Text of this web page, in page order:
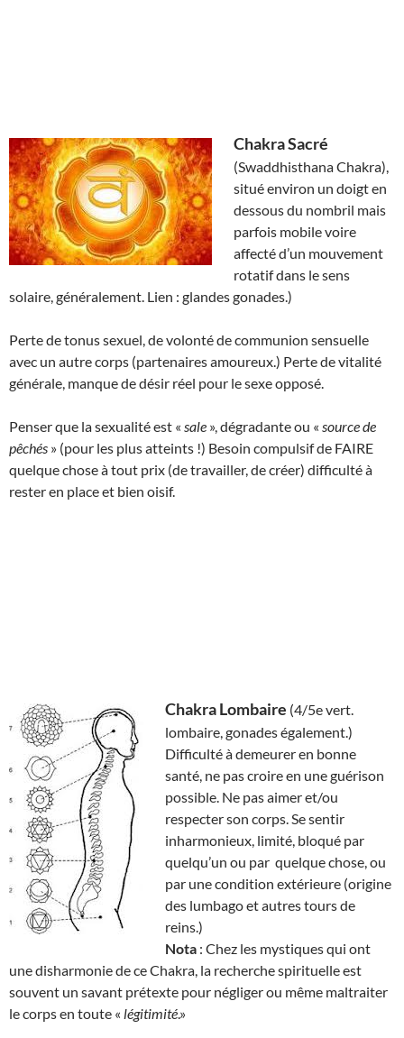
Chakra Sacré
(Swaddhisthana Chakra),
situé environ un doigt en
dessous du nombril mais
parfois mobile voire
affecté d’un mouvement
rotatif dans le sens
solaire, généralement. Lien : glandes gonades.)
Perte de tonus sexuel, de volonté de communion sensuelle
avec un autre corps (partenaires amoureux.) Perte de vitalité
générale, manque de désir réel pour le sexe opposé.
Penser que la sexualité est « sale », dégradante ou « source de
pêchés » (pour les plus atteints !) Besoin compulsif de FAIRE
quelque chose à tout prix (de travailler, de créer) difficulté à
rester en place et bien oisif.
Chakra Lombaire (4/5e vert.
lombaire, gonades également.)
Difficulté à demeurer en bonne
santé, ne pas croire en une guérison
possible. Ne pas aimer et/ou
respecter son corps. Se sentir
inharmonieux, limité, bloqué par
quelqu’un ou par quelque chose, ou
par une condition extérieure (origine
des lumbago et autres tours de
reins.)
Nota : Chez les mystiques qui ont
une disharmonie de ce Chakra, la recherche spirituelle est
souvent un savant prétexte pour négliger ou même maltraiter
le corps en toute « légitimité.»